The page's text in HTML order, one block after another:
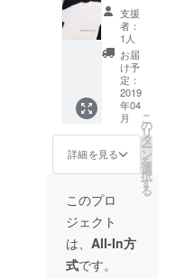
で詳細
をお送
り致し
ますの
で、返
信メー
ルでご
希望を
お知ら
せくだ
さい。
（メー
ル含
む）&２
０１９
年度の
定期的
な活動
報告&オ
リジナ
ルTシャ
ツプレ
ゼント
Tシャツ
はサイ
ズがお
選びい
ただけ
ます。
サンク
支援
者：
1人
お届
け予
定：
2019
年04
月
詳細を見る
こ
の
リ
タ
ー
ン
を
選
択
す
る
このプロ
ジェクト
は、 All-In方
式です。